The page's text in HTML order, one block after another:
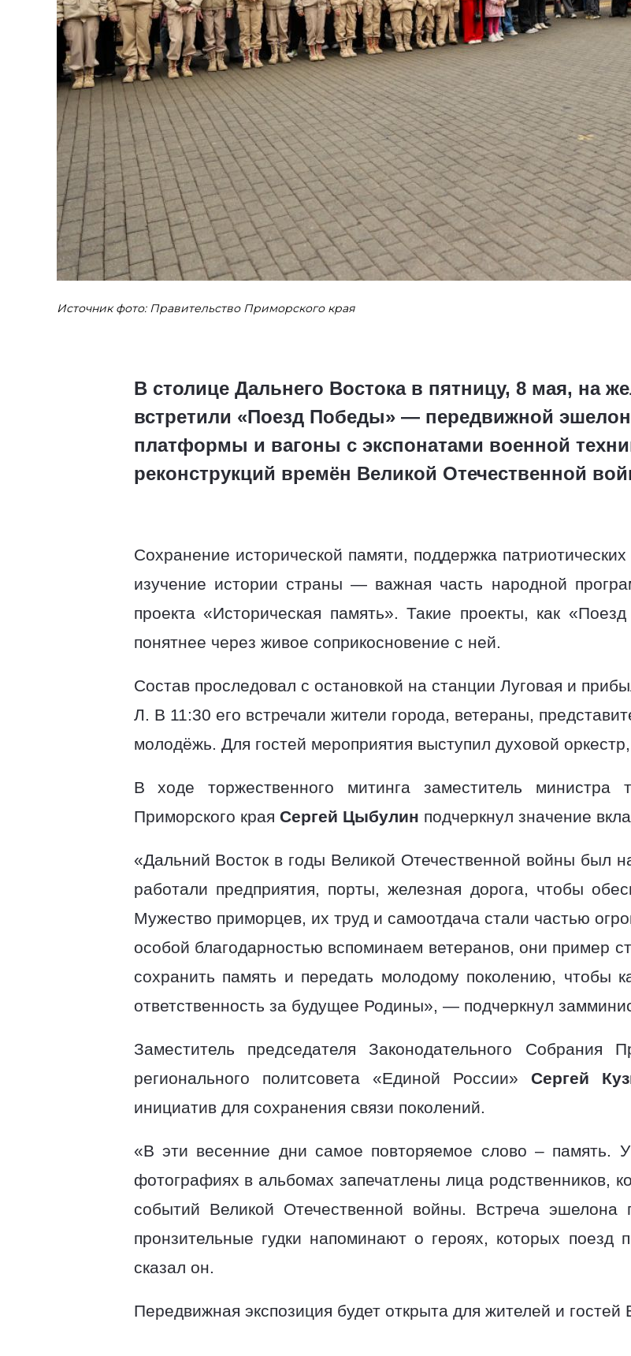
Источник фото: Правительство Приморского края
В столице Дальнего Востока в пятницу, 8 мая, на
встретили «Поезд Победы» — передвижной
платформы и вагоны с экспонатами военной
реконструкций времён Великой Отечественной
Сохранение исторической памяти, поддержка
изучение истории страны — важная часть народной
проекта «Историческая память». Такие проекты, как
понятнее через живое соприкосновение с ней.
Состав проследовал с остановкой на станции Луговая и
Л. В 11:30 его встречали жители города, ветераны,
молодёжь. Для гостей мероприятия выступил духовой
В ходе торжественного митинга заместитель министра
Приморского края Сергей Цыбулин подчеркнул значение
«Дальний Восток в годы Великой Отечественной войны был
работали предприятия, порты, железная дорога, чтобы
Мужество приморцев, их труд и самоотдача стали частью
особой благодарностью вспоминаем ветеранов, они пример
сохранить память и передать молодому поколению,
ответственность за будущее Родины», — подчеркнул
Заместитель председателя Законодательного Собрания
регионального политсовета «Единой России» Сергей
инициатив для сохранения связи поколений.
«В эти весенние дни самое повторяемое слово – память.
фотографиях в альбомах запечатлены лица родственников,
событий Великой Отечественной войны. Встреча
пронзительные гудки напоминают о героях, которых
сказал он.
Передвижная экспозиция будет открыта для жителей и гостей